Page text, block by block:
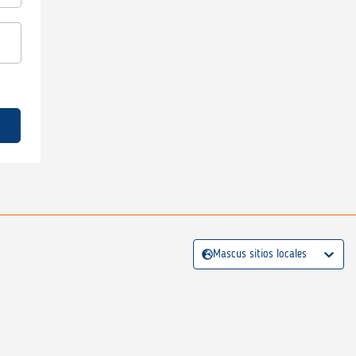
Mascus sitios locales